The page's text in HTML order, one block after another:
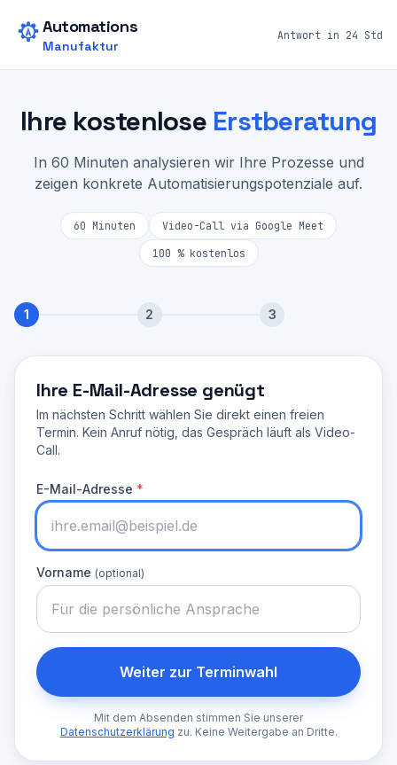
Automations
Manufaktur
Antwort in 24 Std
Ihre kostenlose Erstberatung
In 60 Minuten analysieren wir Ihre Prozesse und
zeigen konkrete Automatisierungspotenziale auf.
60 Minuten Video-Call via Google Meet
100 % kostenlos
1 2 3
Schritt
Ihre E-Mail-Adresse genügt
Im nächsten Schritt wählen Sie direkt einen freien
Termin. Kein Anruf nötig, das Gespräch läuft als Video-
Call.
E-Mail-Adresse *
Vorname (optional)
Weiter zur Terminwahl
Mit dem Absenden stimmen Sie unserer
Datenschutzerklärung zu. Keine Weitergabe an Dritte.